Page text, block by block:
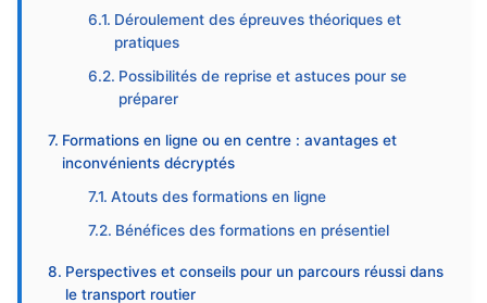
Déroulement des épreuves théoriques et
pratiques
Possibilités de reprise et astuces pour se
préparer
Formations en ligne ou en centre : avantages et
inconvénients décryptés
Atouts des formations en ligne
Bénéfices des formations en présentiel
Perspectives et conseils pour un parcours réussi dans
le transport routier